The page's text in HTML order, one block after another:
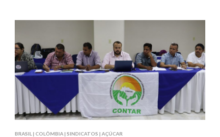
BRASIL | COLÔMBIA| SINDICATOS | AÇÚCAR